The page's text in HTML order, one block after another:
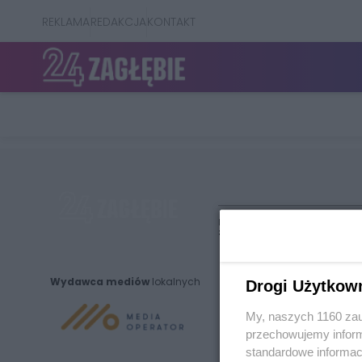
REKLAMAREDAKCJAKONTAKT
Wydawca mediów lokalnych
Nie zapomnij
zapoznać się z:
Drogi
My, naszych 1160
przechowujemy
standardowe